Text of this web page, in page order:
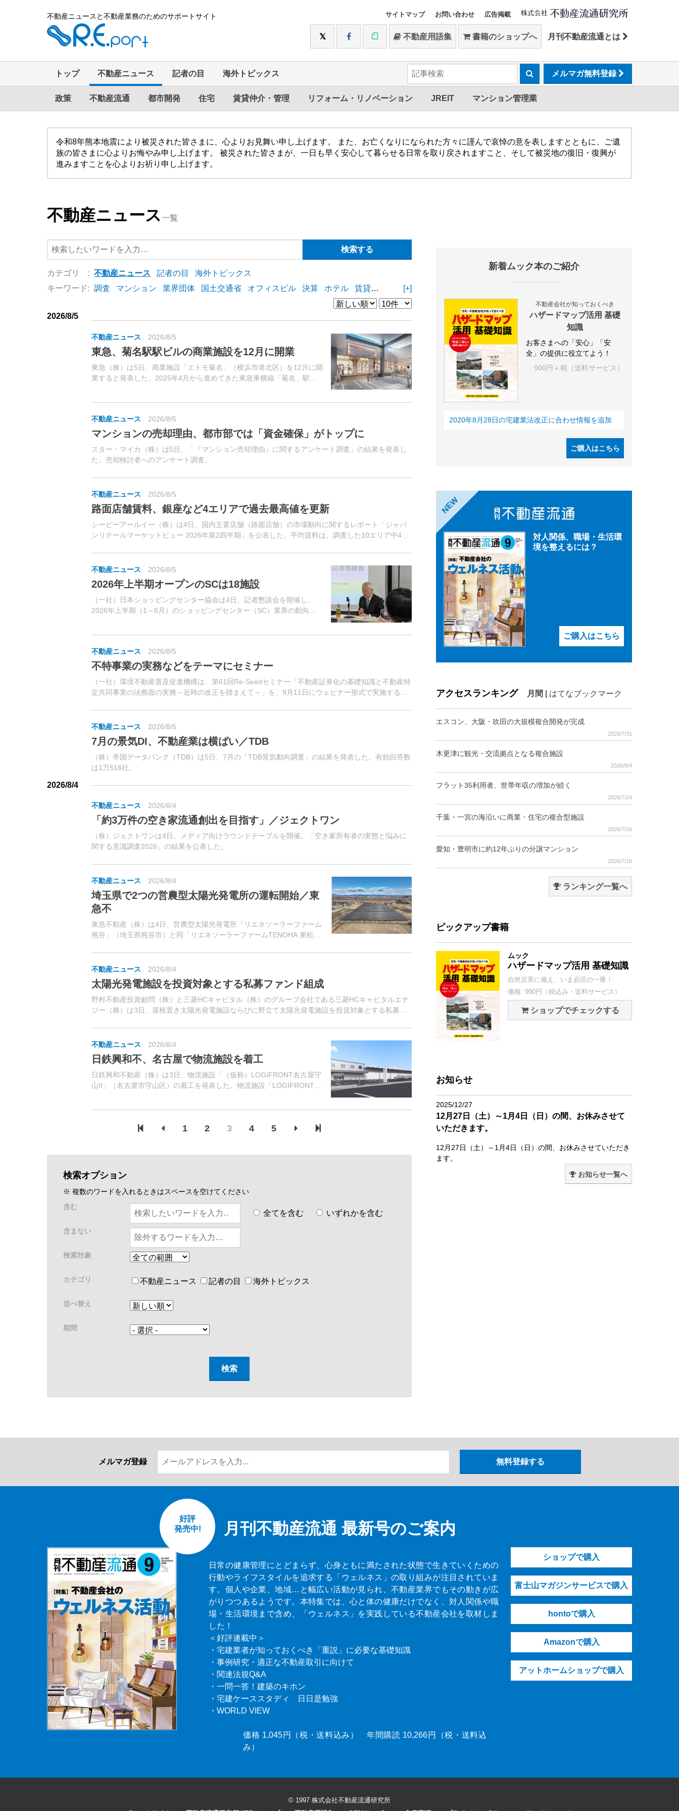
不動産ニュースと不動産業務のためのサポートサイト サイトマップ お問い合わせ 広告掲載
不動産用語集 書籍のショップへ 月刊不動産流通とは
トップ 不動産ニュース 記者の目 海外トピックス メルマガ無料登録
政策 不動産流通 都市開発 住宅 賃貸仲介・管理 リフォーム・リノベーション JREIT マンション管理業
令和8年熊本地震により被災された皆さまに、心よりお見舞い申し上げます。 また、お亡くなりになられた方々に謹んで哀悼の意を表しますとともに、ご遺
族の皆さまに心よりお悔やみ申し上げます。 被災された皆さまが、一日も早く安心して暮らせる日常を取り戻されますこと、そして被災地の復旧・復興が
進みますことを心よりお祈り申し上げます。
不動産ニュース一覧
カテゴリ : 不動産ニュース 記者の目
海外トピックス
キーワード: 調査 マンション 業界団体 国土交通省 オフィスビル 決算 ホテル 賃貸住宅 物流施設
[+]
2026/8/5
不動産ニュース 2026/8/5
東急、菊名駅駅ビルの商業施設を12月に開業
東急（株）は5日、商業施設「エトモ菊名」（横浜市港北区）を12月に開
業すると発表した。2025年4月から進めてきた東急東横線「菊名」駅の
不動産ニュース 2026/8/5
マンションの売却理由、都市部では「資金確保」がトップに
スター・マイカ（株）は5日、「『マンション売却理由』に関するアンケート調査」の結果を発表し
た。売却検討者へのアンケート調査。
不動産ニュース 2026/8/5
路面店舗賃料、銀座など4エリアで過去最高値を更新
シービーアールイー（株）は4日、国内主要店舗（路面店舗）の市場動向に関するレポート「ジャパ
ンリテールマーケットビュー 2026年第2四半期」を公表した。平均賃料は、調査した10エリア中4エ
不動産ニュース 2026/8/5
2026年上半期オープンのSCは18施設
（一社）日本ショッピングセンター協会は4日、記者懇談会を開催し、
2026年上半期（1～6月）のショッピングセンター（SC）業界の動向に
不動産ニュース 2026/8/5
不特事業の実務などをテーマにセミナー
（一社）環境不動産普及促進機構は、第61回Re-Seedセミナー「不動産証券化の基礎知識と不動産特
定共同事業の法務面の実務～近時の改正を踏まえて～」を、9月11日にウェビナー形式で実施する。
不動産ニュース 2026/8/5
7月の景気DI、不動産業は横ばい／TDB
（株）帝国データバンク（TDB）は5日、7月の「TDB景気動向調査」の結果を発表した。有効回答数
は1万518社。
2026/8/4
不動産ニュース 2026/8/4
「約3万件の空き家流通創出を目指す」／ジェクトワン
（株）ジェクトワンは4日、メディア向けラウンドテーブルを開催。「空き家所有者の実態と悩みに
関する意識調査2026」の結果を公表した。
不動産ニュース 2026/8/4
埼玉県で2つの営農型太陽光発電所の運転開始／東
急不
東急不動産（株）は4日、営農型太陽光発電所「リエネソーラーファーム
熊谷」（埼玉県熊谷市）と同「リエネソーラーファームTENOHA 東松
不動産ニュース 2026/8/4
太陽光発電施設を投資対象とする私募ファンド組成
野村不動産投資顧問（株）と三菱HCキャピタル（株）のグループ会社である三菱HCキャピタルエナ
ジー（株）は3日、屋根置き太陽光発電施設ならびに野立て太陽光発電施設を投資対象とする私募フ
不動産ニュース 2026/8/4
日鉄興和不、名古屋で物流施設を着工
日鉄興和不動産（株）は3日、物流施設「（仮称）LOGIFRONT名古屋守
山II」（名古屋市守山区）の着工を発表した。物流施設「LOGIFRONT」
1 2 3 4 5
検索オプション
※ 複数のワードを入れるときはスペースを空けてください
含む
全てを含む いずれかを含む
含まない
検索対象
カテゴリ 不動産ニュース 記者の目 海外トピックス
並べ替え
期間
新着ムック本のご紹介
不動産会社が知っておくべき
ハザードマップ活用 基礎
知識
お客さまへの「安心」「安
全」の提供に役立てよう！
900円＋税（送料サービス）
2020年8月28日の宅建業法改正に合わせ情報を追加
ご購入はこちら
NEW
対人関係、職場・生活環
境を整えるには？
ご購入はこちら
アクセスランキング 月間 はてなブックマーク
エスコン、大阪・吹田の大規模複合開発が完成
2026/7/31
木更津に観光・交流拠点となる複合施設
2026/8/4
フラット35利用者、世帯年収の増加が続く
2026/7/24
千葉・一宮の海沿いに商業・住宅の複合型施設
2026/7/16
愛知・豊明市に約12年ぶりの分譲マンション
2026/7/16
ランキング一覧へ
ピックアップ書籍
ムック
ハザードマップ活用 基礎知識
自然災害に備え、いま必読の一冊！
価格: 990円（税込み・送料サービス）
ショップでチェックする
お知らせ
2025/12/27
12月27日（土）～1月4日（日）の間、お休みさせて
いただきます。
12月27日（土）～1月4日（日）の間、お休みさせていただき
ます。
お知らせ一覧へ
メルマガ登録
月刊不動産流通 最新号のご案内
好評
発売中!
日常の健康管理にとどまらず、心身ともに満たされた状態で生きていくための
行動やライフスタイルを追求する「ウェルネス」の取り組みが注目されていま
す。個人や企業、地域…と幅広い活動が見られ、不動産業界でもその動きが広
がりつつあるようです。本特集では、心と体の健康だけでなく、対人関係や職
場・生活環境まで含め、「ウェルネス」を実践している不動産会社を取材しま
した！
＜好評連載中＞
・宅建業者が知っておくべき「重説」に必要な基礎知識
・事例研究・適正な不動産取引に向けて
・関連法規Q&A
・一問一答！建築のキホン
・宅建ケーススタディ 日日是勉強
・WORLD VIEW
価格 1,045円（税・送料込み） 年間購読 10,266円（税・送料込
み）
ショップで購入
富士山マガジンサービスで購入
hontoで購入
Amazonで購入
アットホームショップで購入
© 1997 株式会社不動産流通研究所